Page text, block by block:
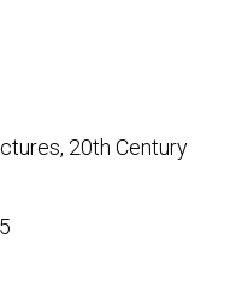
20th Century